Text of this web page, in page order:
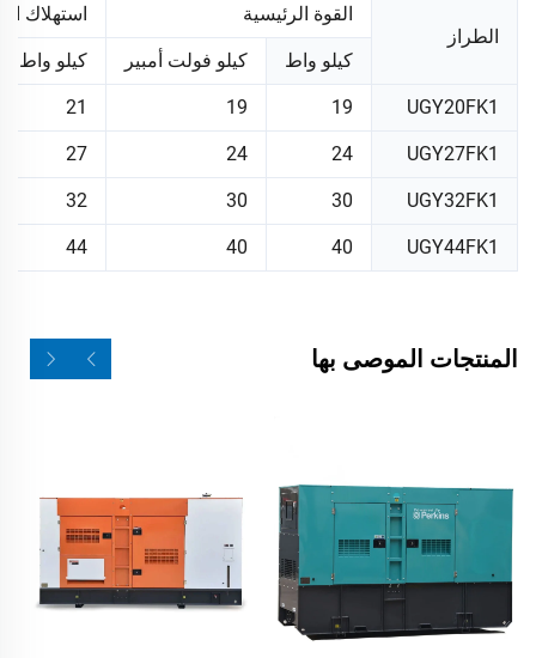
الطراز
القوة الرئيسية استهلاك
كيلو واط كيلو فولت أمبير كيلو واط
UGY20FK1
19
19
21
UGY27FK1
24
24
27
UGY32FK1
30
30
32
UGY44FK1
40
40
44
المنتجات الموصى بها